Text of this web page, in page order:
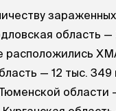
область —
расположились
— 12 тыс.
области